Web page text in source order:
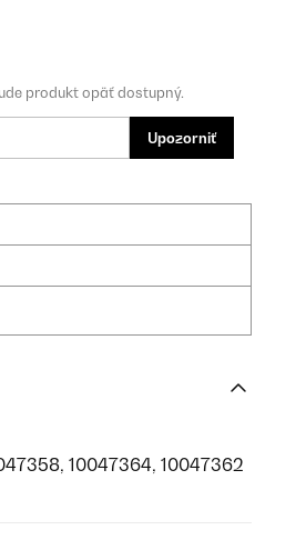
produkt opäť dostupný.
Upozorniť
10047364, 10047362